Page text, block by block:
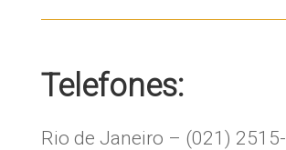
Telefones:
Rio de Janeiro – (021)